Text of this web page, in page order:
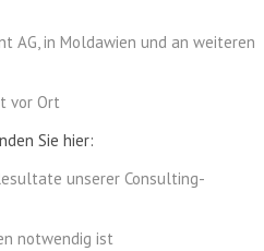
AG, in Moldawien und an weiteren
vor Ort
Sie hier:
unserer Consulting-
notwendig ist